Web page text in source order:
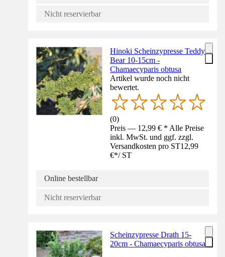
Nicht reservierbar
Hinoki Scheinzypresse Teddy
Bear 10-15cm -
Chamaecyparis obtusa
Artikel wurde noch nicht
bewertet.
(0)
Preis — 12,99 € * Alle Preise
inkl. MwSt. und ggf. zzgl.
Versandkosten pro ST12,99
€*/ ST
Online bestellbar
Nicht reservierbar
Scheinzypresse Drath 15-
20cm - Chamaecyparis obtusa